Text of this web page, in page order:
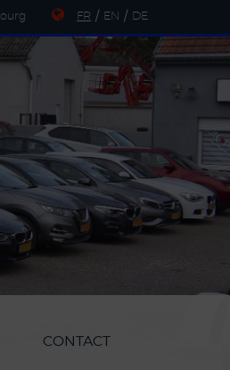
FR / EN / DE
CONTACT